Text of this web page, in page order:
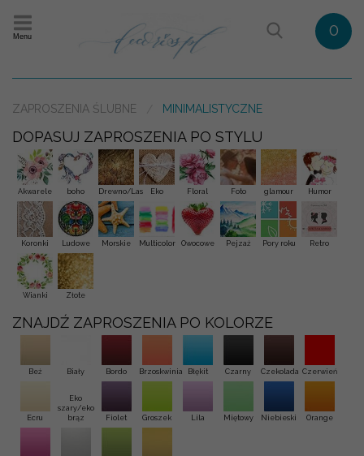
Menu 0
ZAPROSZENIA ŚLUBNE MINIMALISTYCZNE
DOPASUJ ZAPROSZENIA PO STYLU
Akwarele boho Drewno/Las Eko Floral Foto glamour Humor
Koronki Ludowe Morskie Multicolor Owocowe Pejzaż Pory roku Retro
Wianki Złote
ZNAJDŹ ZAPROSZENIA PO KOLORZE
Beż Biały Bordo Brzoskwinia Błękit Czarny Czekolada Czerwień
Ecru
Eko
szary/eko
brąz
Fiolet Groszek Lila Miętowy Niebieski Orange